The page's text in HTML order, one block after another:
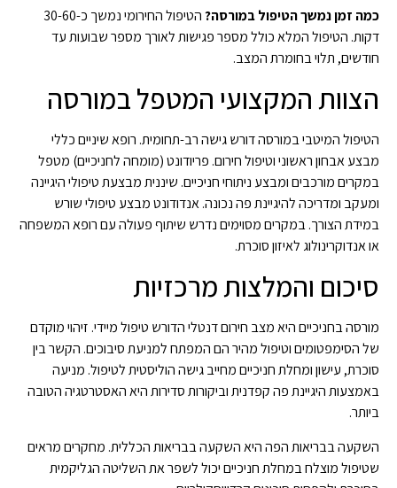
כמה זמן נמשך הטיפול במורסה?
הטיפול החירומי נמשך כ-30-60
דקות. הטיפול המלא כולל מספר פגישות לאורך מספר שבועות עד
חודשים, תלוי בחומרת המצב.
הצוות המקצועי המטפל במורסה
הטיפול המיטבי במורסה דורש גישה רב-תחומית. רופא שיניים כללי
מבצע אבחון ראשוני וטיפול חירום. פריודונט (מומחה לחניכיים) מטפל
במקרים מורכבים ומבצע ניתוחי חניכיים. שיננית מבצעת טיפולי היגיינה
ומעקב ומדריכה להיגיינת פה נכונה. אנדודונט מבצע טיפולי שורש
במידת הצורך. במקרים מסוימים נדרש שיתוף פעולה עם רופא המשפחה
או אנדוקרינולוג לאיזון סוכרת.
סיכום והמלצות מרכזיות
מורסה בחניכיים היא מצב חירום דנטלי הדורש טיפול מיידי. זיהוי מוקדם
של הסימפטומים וטיפול מהיר הם המפתח למניעת סיבוכים. הקשר בין
סוכרת, עישון ומחלת חניכיים מחייב גישה הוליסטית לטיפול. מניעה
באמצעות היגיינת פה קפדנית וביקורות סדירות היא האסטרטגיה הטובה
ביותר.
השקעה בבריאות הפה היא השקעה בבריאות הכללית. מחקרים מראים
שטיפול מוצלח במחלת חניכיים יכול לשפר את השליטה הגליקמית